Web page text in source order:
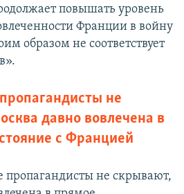
повышать уровень
Франции в войну
образом не соответствует
не
давно вовлечена в
с Францией
пропагандисты не скрывают,